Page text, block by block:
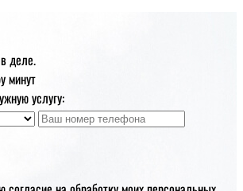
деле.
минут
услугу: